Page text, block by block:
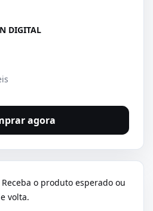
DIGITAL
agora
Receba o produto esperado ou
volta.